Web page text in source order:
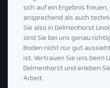
sich auf ein Ergebnis
ansprechend als auch
Sie also in Delmenhorst
sind Sie bei uns genau
Boden nicht nur gut
ist. Vertrauen Sie uns beim
Delmenhorst und erleben
Arbeit.